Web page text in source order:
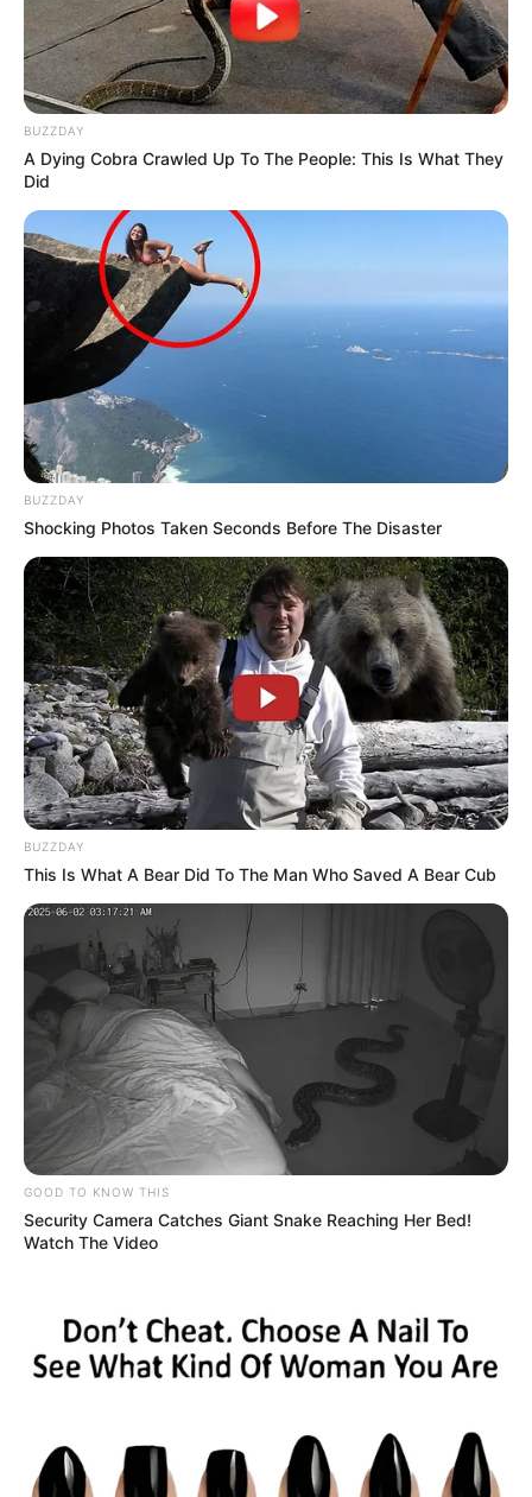
BUZZDAY
A Dying Cobra Crawled Up To The People: This Is What They
Did
BUZZDAY
Shocking Photos Taken Seconds Before The Disaster
BUZZDAY
This Is What A Bear Did To The Man Who Saved A Bear Cub
GOOD TO KNOW THIS
Security Camera Catches Giant Snake Reaching Her Bed!
Watch The Video